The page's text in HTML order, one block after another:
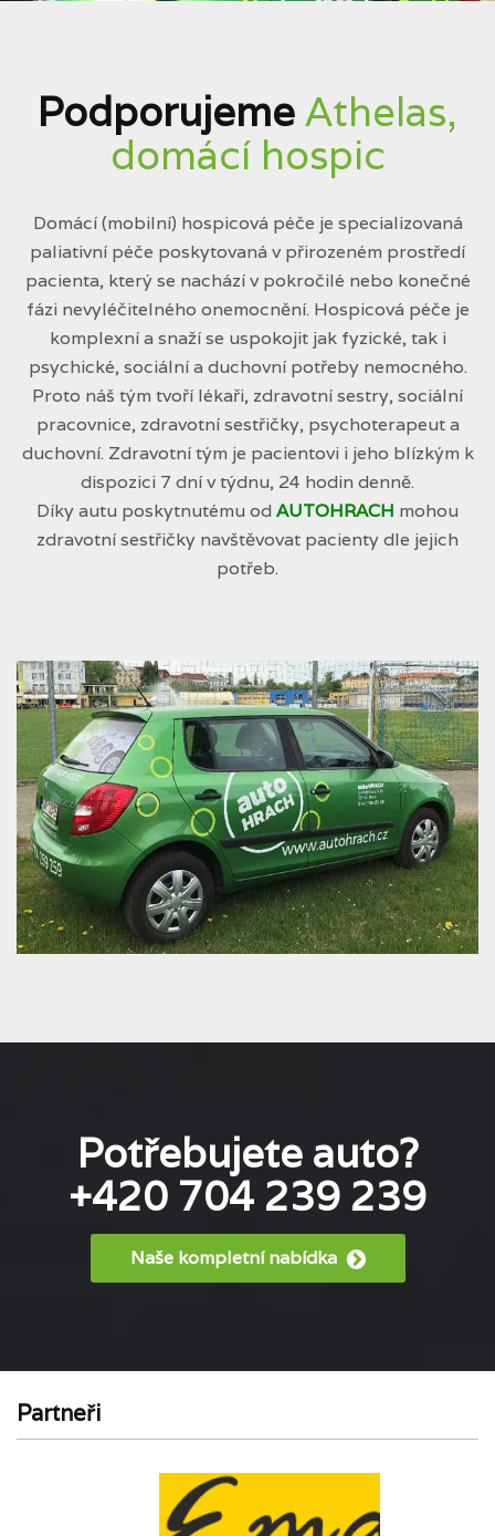
PodporujemeAthelas,
domácí hospic
Domácí (mobilní) hospicová péče je specializovaná
paliativní péče poskytovaná v přirozeném prostředí
pacienta, který se nachází v pokročilé nebo konečné
fázi nevyléčitelného onemocnění. Hospicová péče je
komplexní a snaží se uspokojit jak fyzické, tak i
psychické, sociální a duchovní potřeby nemocného.
Proto náš tým tvoří lékaři, zdravotní sestry, sociální
pracovnice, zdravotní sestřičky, psychoterapeut a
duchovní. Zdravotní tým je pacientovi i jeho blízkým k
dispozici 7 dní v týdnu, 24 hodin denně.
Díky autu poskytnutému od AUTOHRACH mohou
zdravotní sestřičky navštěvovat pacienty dle jejich
potřeb.
Potřebujete auto?
+420 704 239 239
Naše kompletní nabídka
Partneři